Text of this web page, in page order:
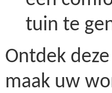
tuin te
Ontdek
maak uw